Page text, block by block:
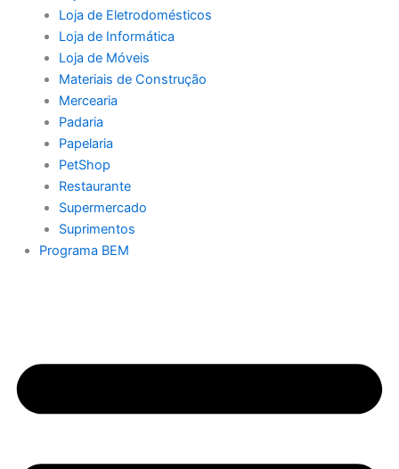
Loja de Eletrodomésticos
Loja de Informática
Loja de Móveis
Materiais de Construção
Mercearia
Padaria
Papelaria
PetShop
Restaurante
Supermercado
Suprimentos
Programa BEM